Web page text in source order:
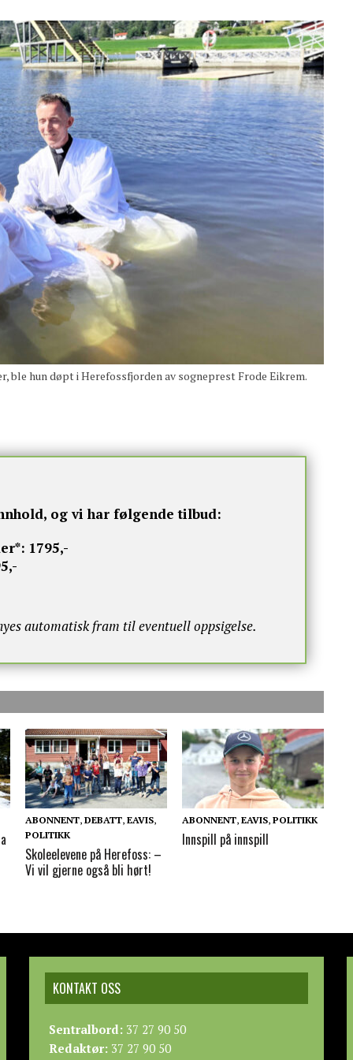
ble hun døpt i Herefossfjorden av sogneprest Frode Eikrem.
og vi har følgende tilbud:
1795,-
automatisk fram til eventuell oppsigelse.
ABONNENT,DEBATT,EAVIS,
POLITIKK
Skoleelevene på Herefoss: –
Vi vil gjerne også bli hørt!
ABONNENT,EAVIS,POLITIKK
Innspill på innspill
KONTAKT OSS
Sentralbord: 37 27 90 50
Redaktør: 37 27 90 50